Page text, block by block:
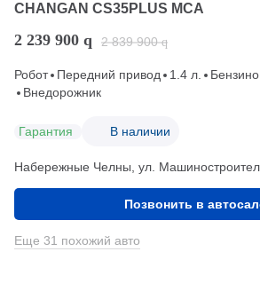
CHANGAN CS35PLUS MCA
2 239 900 q 2 839 900 q
Робот Передний привод 1.4 л.
Внедорожник
Гарантия В наличии
Набережные Челны, ул.
Позвонить в
Еще 31 похожий авто